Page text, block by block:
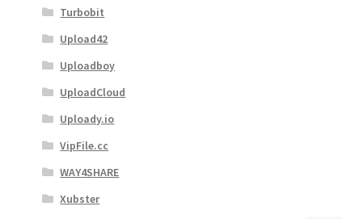
Turbobit
Upload42
Uploadboy
UploadCloud
Uploady.io
VipFile.cc
WAY4SHARE
Xubster